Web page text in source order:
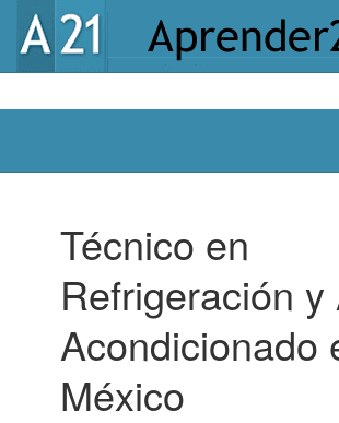
Técnico en
Refrigeración y
Acondicionado
México